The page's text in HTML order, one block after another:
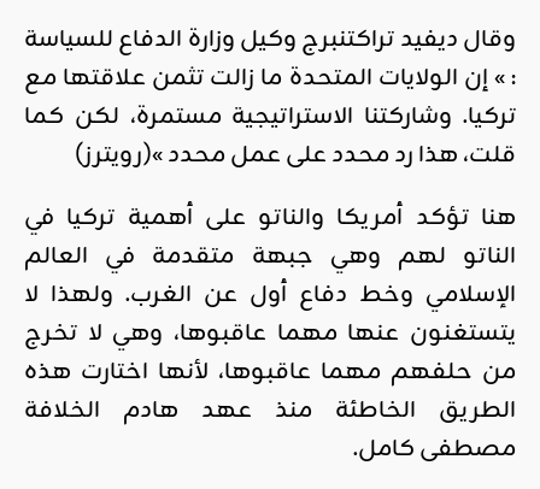
وقال ديفيد تراكتنبرج وكيل وزارة الدفاع للسياسة
: » إن الولايات المتحدة ما زالت تثمن علاقتها مع
تركيا. وشاركتنا الاستراتيجية مستمرة، لكن كما
قلت، هذا رد محدد على عمل محدد »(رويترز)
هنا تؤكد أمريكا والناتو على أهمية تركيا في
الناتو لهم وهي جبهة متقدمة في العالم
الإسلامي وخط دفاع أول عن الغرب. ولهذا لا
يتستغنون عنها مهما عاقبوها، وهي لا تخرج
من حلفهم مهما عاقبوها، لأنها اختارت هذه
الطريق الخاطئة منذ عهد هادم الخلافة
مصطفى كامل.